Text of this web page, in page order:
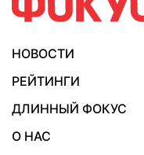
НОВОСТИ
РЕЙТИНГИ
ДЛИННЫЙ ФОКУС
О НАС